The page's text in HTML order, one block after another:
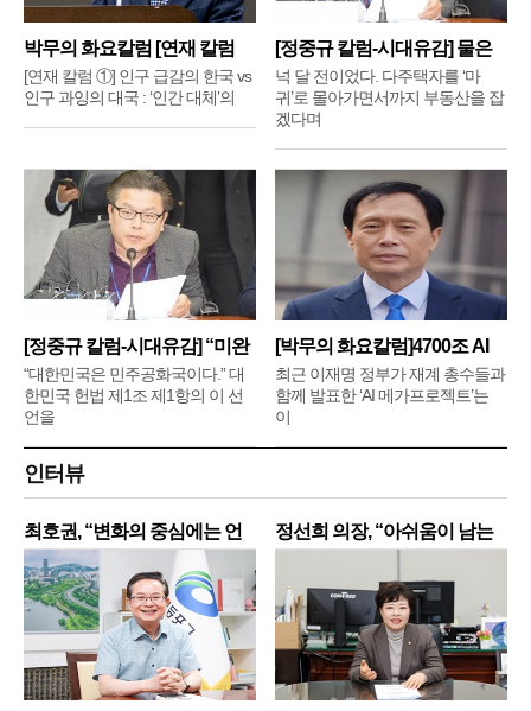
박무의 화요칼럼 [연재 칼럼
①]
[연재 칼럼 ①] 인구 급감의 한국 vs
인구 과잉의 대국 : ‘인간 대체’의
[정중규 칼럼-시대유감] 물은
배
넉 달 전이었다. 다주택자를 ‘마
귀’로 몰아가면서까지 부동산을 잡
겠다며
[정중규 칼럼-시대유감] “미완
“대한민국은 민주공화국이다.” 대
한민국 헌법 제1조 제1항의 이 선
언을
[박무의 화요칼럼]4700조 AI
메
최근 이재명 정부가 재계 총수들과
함께 발표한 ‘AI 메가프로젝트’는
이
인터뷰
최호권, “변화의 중심에는 언
제
정선희 의장, “아쉬움이 남는